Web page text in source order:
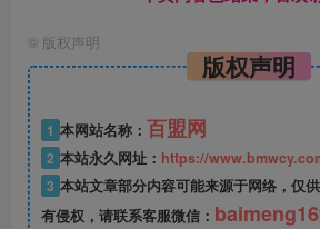
© 版权声明
版权声明
1 本网站名称： 百盟网
2 本站永久网址： https://
3 本站文章部分内容可能来源于网络，仅
有侵权，请联系客服微信：